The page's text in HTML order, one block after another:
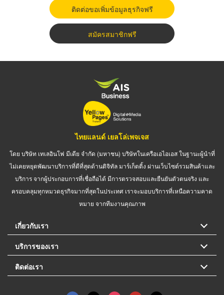
ติดต่อขอเพิ่มข้อมูลธุรกิจฟรี
สมัครสมาชิกฟรี
ไทยแลนด์ เยลโล่เพจเจส
โดย บริษัท เทเลอินโฟ มีเดีย จำกัด (มหาชน) บริษัทในเครือเอไอเอส ในฐานะผู้นำที่
ไม่เคยหยุดพัฒนาบริการที่ดีที่สุดด้านดิจิทัล มาร์เก็ตติ้ง ผ่านเว็บไซต์รวมสินค้าและ
บริการ จากผู้ประกอบการที่เชื่อถือได้ มีการตรวจสอบและยืนยันตัวตนจริง และ
ครอบคลุมทุกหมวดธุรกิจมากที่สุดในประเทศ เราจะมอบบริการที่เหนือความคาด
หมาย จากทีมงานคุณภาพ
เกี่ยวกับเรา
บริการของเรา
ติดต่อเรา